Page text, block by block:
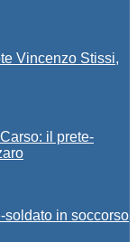
Vincenzo Stissi,
il prete-
soldato in soccorso